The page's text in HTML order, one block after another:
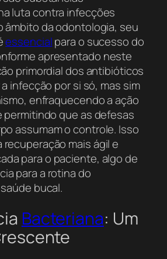
luta contra infecções
âmbito da odontologia, seu
essencialpara o sucesso do
apresentado neste
primordial dos antibióticos
infecção por si só, mas sim
enfraquecendo a ação
permitindo que as defesas
assumam o controle. Isso
recuperação mais ágil e
para o paciente, algo de
para a rotina do
bucal.
Bacteriana: Um